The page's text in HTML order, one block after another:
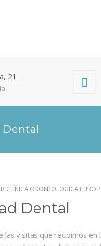
21
CLÍNICA ODONTOLOGICA
Dental
las visitas que recibimos en